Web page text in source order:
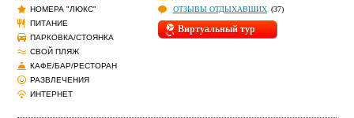
НОМЕРА "ЛЮКС"
ПИТАНИЕ
ПАРКОВКА/СТОЯНКА
СВОЙ ПЛЯЖ
КАФЕ/БАР/РЕСТОРАН
РАЗВЛЕЧЕНИЯ
ИНТЕРНЕТ
ОТЗЫВЫ ОТДЫХАВШИХ (37)
Виртуальный тур